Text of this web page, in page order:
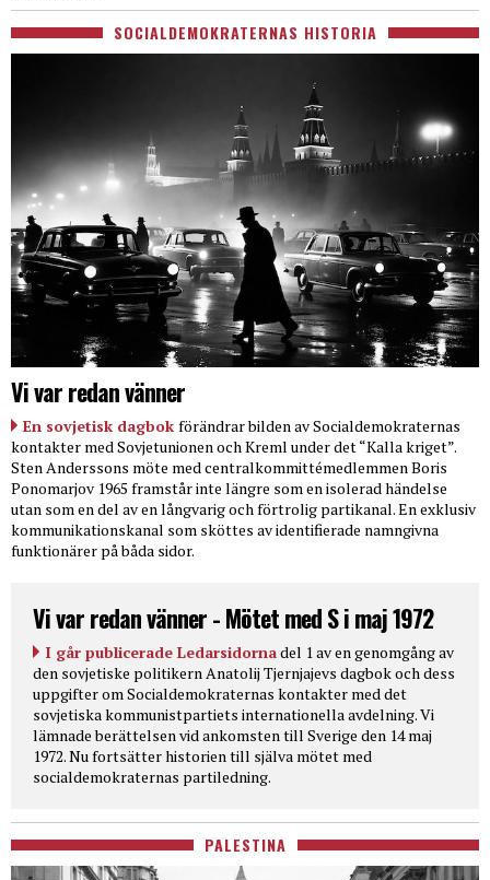
SOCIALDEMOKRATERNAS HISTORIA
Vi var redan vänner
En sovjetisk dagbok förändrar bilden av Socialdemokraternas
kontakter med Sovjetunionen och Kreml under det “Kalla kriget”.
Sten Anderssons möte med centralkommittémedlemmen Boris
Ponomarjov 1965 framstår inte längre som en isolerad händelse
utan som en del av en långvarig och förtrolig partikanal. En exklusiv
kommunikationskanal som sköttes av identifierade namngivna
funktionärer på båda sidor.
Vi var redan vänner - Mötet med S i maj 1972
I går publicerade Ledarsidornadel 1 av en genomgång av
den sovjetiske politikern Anatolij Tjernjajevs dagbok och dess
uppgifter om Socialdemokraternas kontakter med det
sovjetiska kommunistpartiets internationella avdelning. Vi
lämnade berättelsen vid ankomsten till Sverige den 14 maj
1972. Nu fortsätter historien till själva mötet med
socialdemokraternas partiledning.
PALESTINA